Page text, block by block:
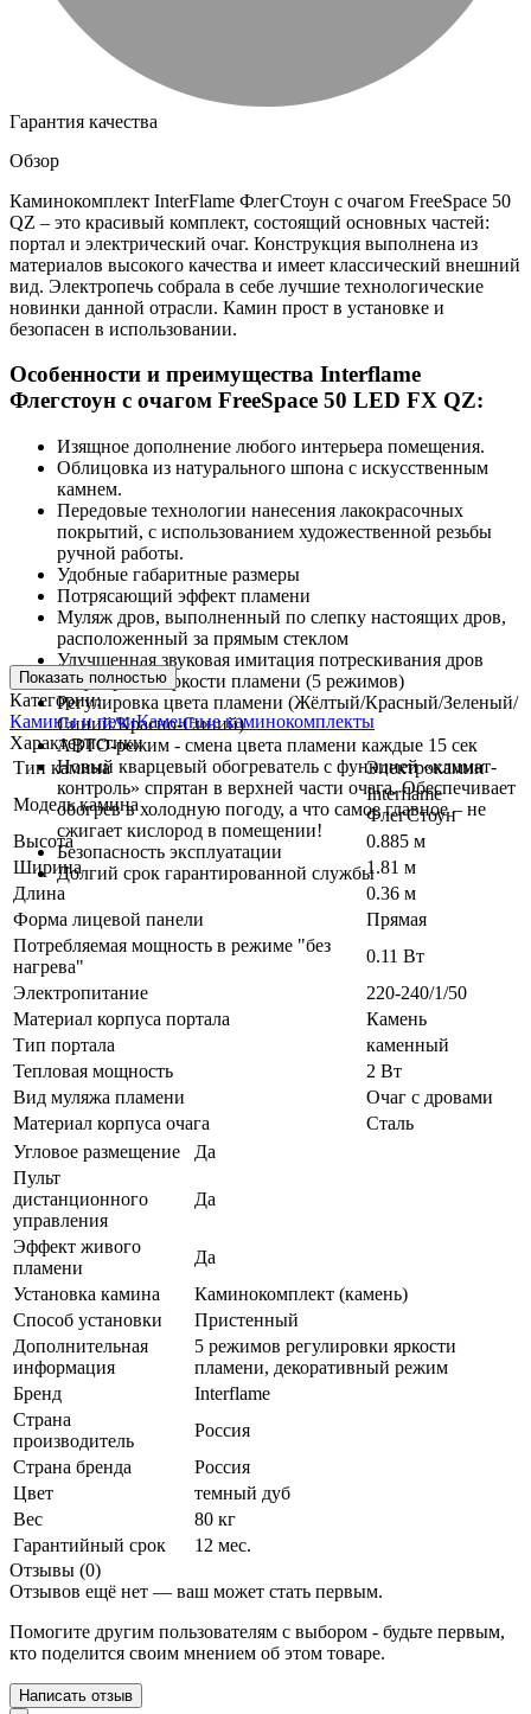
Гарантия качества
Обзор
Каминокомплект InterFlame ФлегСтоун с очагом FreeSpace 50
QZ – это красивый комплект, состоящий основных частей:
портал и электрический очаг. Конструкция выполнена из
материалов высокого качества и имеет классический внешний
вид. Электропечь собрала в себе лучшие технологические
новинки данной отрасли. Камин прост в установке и
безопасен в использовании.
Особенности и преимущества Interflame
Флегстоун с очагом FreeSpace 50 LED FX QZ:
Изящное дополнение любого интерьера помещения.
Облицовка из натурального шпона с искусственным
камнем.
Передовые технологии нанесения лакокрасочных
покрытий, с использованием художественной резьбы
ручной работы.
Удобные габаритные размеры
Потрясающий эффект пламени
Муляж дров, выполненный по слепку настоящих дров,
расположенный за прямым стеклом
Улучшенная звуковая имитация потрескивания дров
Регулировка яркости пламени (5 режимов)
Регулировка цвета пламени (Жёлтый/Красный/Зеленый/
Синий/Красно-Синий)
АВТО-режим - смена цвета пламени каждые 15 сек
Новый кварцевый обогреватель с функцией «климат-
контроль» спрятан в верхней части очага. Обеспечивает
обогрев в холодную погоду, а что самое главное – не
сжигает кислород в помещении!
Безопасность эксплуатации
Долгий срок гарантированной службы
Показать полностью
Категории:
Камины и печиКаменные каминокомплекты
Характеристики
Тип камина
Электрокамин
Модель камина
Interflame
ФлегСтоун
Высота
0.885 м
Ширина
1.81 м
Длина
0.36 м
Форма лицевой панели
Прямая
Потребляемая мощность в режиме "без
нагрева"
0.11 Вт
Электропитание
220-240/1/50
Материал корпуса портала
Камень
Тип портала
каменный
Тепловая мощность
2 Вт
Вид муляжа пламени
Очаг с дровами
Материал корпуса очага
Сталь
Угловое размещение
Да
Пульт
дистанционного
управления
Да
Эффект живого
пламени
Да
Установка камина
Каминокомплект (камень)
Способ установки
Пристенный
Дополнительная
информация
5 режимов регулировки яркости
пламени, декоративный режим
Бренд
Interflame
Страна
производитель
Россия
Страна бренда
Россия
Цвет
темный дуб
Вес
80 кг
Гарантийный срок
12 мес.
Отзывы (0)
Отзывов ещё нет — ваш может стать первым.
Помогите другим пользователям с выбором - будьте первым,
кто поделится своим мнением об этом товаре.
Написать отзыв